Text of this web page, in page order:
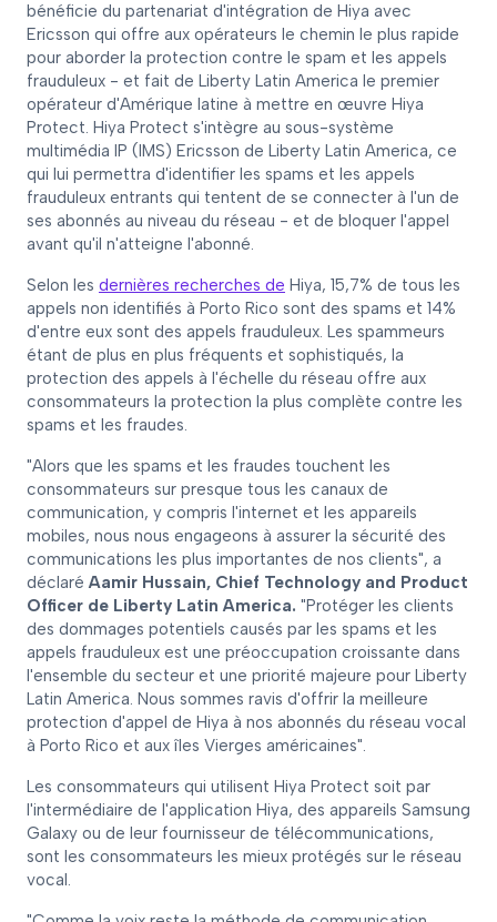
bénéficie du partenariat d'intégration de Hiya avec
Ericsson qui offre aux opérateurs le chemin le plus rapide
pour aborder la protection contre le spam et les appels
frauduleux - et fait de Liberty Latin America le premier
opérateur d'Amérique latine à mettre en œuvre Hiya
Protect. Hiya Protect s'intègre au sous-système
multimédia IP (IMS) Ericsson de Liberty Latin America, ce
qui lui permettra d'identifier les spams et les appels
frauduleux entrants qui tentent de se connecter à l'un de
ses abonnés au niveau du réseau - et de bloquer l'appel
avant qu'il n'atteigne l'abonné.
Selon les dernières recherches de Hiya, 15,7% de tous les
appels non identifiés à Porto Rico sont des spams et 14%
d'entre eux sont des appels frauduleux. Les spammeurs
étant de plus en plus fréquents et sophistiqués, la
protection des appels à l'échelle du réseau offre aux
consommateurs la protection la plus complète contre les
spams et les fraudes.
"Alors que les spams et les fraudes touchent les
consommateurs sur presque tous les canaux de
communication, y compris l'internet et les appareils
mobiles, nous nous engageons à assurer la sécurité des
communications les plus importantes de nos clients", a
déclaré Aamir Hussain, Chief Technology and Product
Officer de Liberty Latin America. "Protéger les clients
des dommages potentiels causés par les spams et les
appels frauduleux est une préoccupation croissante dans
l'ensemble du secteur et une priorité majeure pour Liberty
Latin America. Nous sommes ravis d'offrir la meilleure
protection d'appel de Hiya à nos abonnés du réseau vocal
à Porto Rico et aux îles Vierges américaines".
Les consommateurs qui utilisent Hiya Protect soit par
l'intermédiaire de l'application Hiya, des appareils Samsung
Galaxy ou de leur fournisseur de télécommunications,
sont les consommateurs les mieux protégés sur le réseau
vocal.